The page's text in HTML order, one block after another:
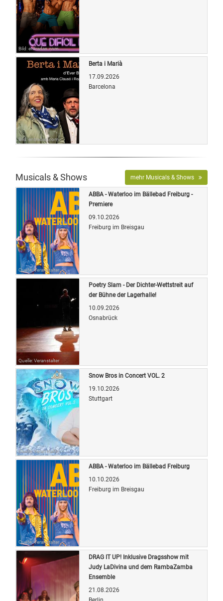
Bild: entradas.com
Bild: entradas.com
Berta i Marià
17.09.2026
Barcelona
Musicals & Shows mehr Musicals & Shows
Quelle: Veranstalter
ABBA - Waterloo im Bällebad Freiburg -
Premiere
09.10.2026
Freiburg im Breisgau
Quelle: Veranstalter
Poetry Slam - Der Dichter-Wettstreit auf
der Bühne der Lagerhalle!
10.09.2026
Osnabrück
Quelle: Veranstalter
Snow Bros in Concert VOL. 2
19.10.2026
Stuttgart
Quelle: Veranstalter
ABBA - Waterloo im Bällebad Freiburg
10.10.2026
Freiburg im Breisgau
DRAG IT UP! Inklusive Dragsshow mit
Judy LaDivina und dem RambaZamba
Ensemble
21.08.2026